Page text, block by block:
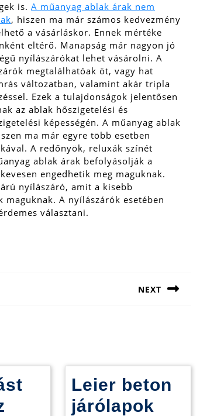
is. A műanyag ablak árak nem
, hiszen ma már számos kedvezmény
a vásárláskor. Ennek mértéke
eltérő. Manapság már nagyon jó
nyílászárókat lehet vásárolni. A
megtalálhatóak öt, vagy hat
változatban, valamint akár tripla
Ezek a tulajdonságok jelentősen
az ablak hőszigetelési és
képességén. A műanyag ablak
ma már egyre több esetben
A redőnyök, reluxák színét
ablak árak befolyásolják a
engedhetik meg maguknak.
nyílászáró, amit a kisebb
maguknak. A nyílászárók esetében
választani.
NEXT
Leier beton
járólapok